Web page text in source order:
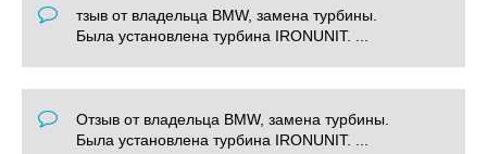
тзыв от владельца BMW, замена турбины.
Была установлена турбина IRONUNIT. ...
Отзыв от владельца BMW, замена турбины.
Была установлена турбина IRONUNIT. ...